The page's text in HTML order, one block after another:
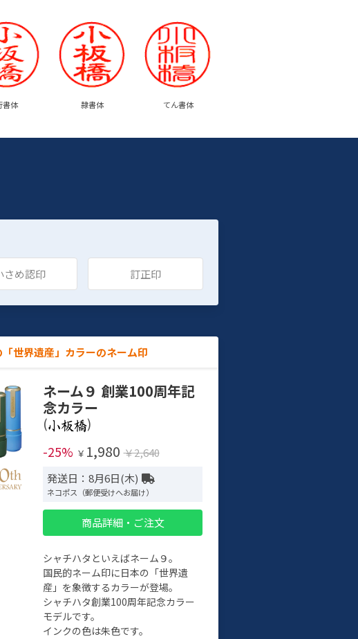
書体 隷書体 てん書体
さめ認印 訂正印
「世界遺産」カラーのネーム印
ネーム９ 創業100周年記
念カラー
(
)
-25% ￥ 1,980 ￥2,640
発送日：8月6日(木)
ネコポス（郵便受けへお届け）
商品詳細・ご注文
シャチハタといえばネーム９。
国民的ネーム印に日本の「世界遺
産」を象徴するカラーが登場。
シャチハタ創業100周年記念カラー
モデルです。
インクの色は朱色です。